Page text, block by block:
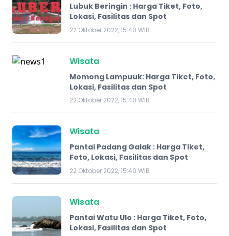
Lubuk Beringin : Harga Tiket, Foto,
Lokasi, Fasilitas dan Spot
22 Oktober 2022, 15:40 WIB
Wisata
Momong Lampuuk: Harga Tiket, Foto,
Lokasi, Fasilitas dan Spot
22 Oktober 2022, 15:40 WIB
Wisata
Pantai Padang Galak : Harga Tiket,
Foto, Lokasi, Fasilitas dan Spot
22 Oktober 2022, 15:40 WIB
Wisata
Pantai Watu Ulo : Harga Tiket, Foto,
Lokasi, Fasilitas dan Spot